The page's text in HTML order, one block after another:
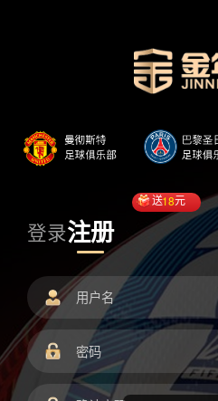
登录注册
送18元